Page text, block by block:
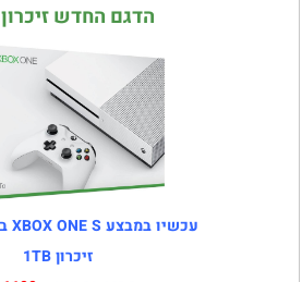
הדגם החדש זיכרון 1TB
עכשיו במבצע XBOX ONE S ברזולוזיית 4K
זיכרון 1TB